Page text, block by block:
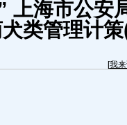
上海市公安
类管理计
[我